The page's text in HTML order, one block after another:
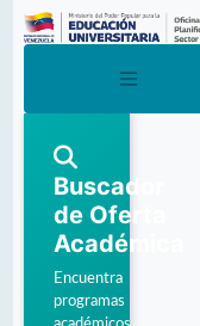
Buscador
de Oferta
Académica
Encuentra
programas